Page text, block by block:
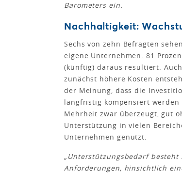
Barometers ein.
Nachhaltigkeit:
Sechs von zehn Befragten
eigene Unternehmen. 81
(künftig) daraus resultiert.
zunächst höhere Kosten
der Meinung, dass die
langfristig kompensiert werden
Mehrheit zwar überzeugt, gut
Unterstützung in vielen
Unternehmen genutzt.
„Unterstützungsbedarf
Anforderungen, hinsichtlich